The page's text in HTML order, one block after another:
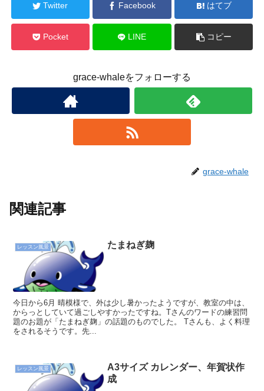
Twitter Facebook はてブ
Pocket LINE コピー
grace-whaleをフォローする
grace-whale
関連記事
レッスン風景 たまねぎ麹
今日から6月 晴模様で、外は少し暑かったようですが、教室の中は、
からっとしていて過ごしやすかったですね。Tさんのワードの練習問
題のお題が「たまねぎ麹」の話題のものでした。 Tさんも、よく料理
をされるそうです。先...
レッスン風景
A3サイズ カレンダー、年賀状作
成